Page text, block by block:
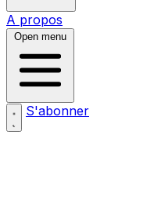
A propos
Open menu
S'abonner